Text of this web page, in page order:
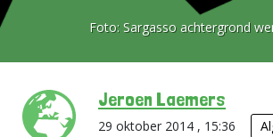
Foto: Sargasso achtergrond
Jeroen Laemers
29 oktober 2014 , 15:36